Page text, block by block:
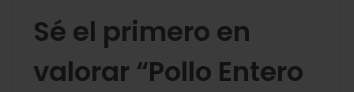
Sé el primero en
valorar “Pollo Entero